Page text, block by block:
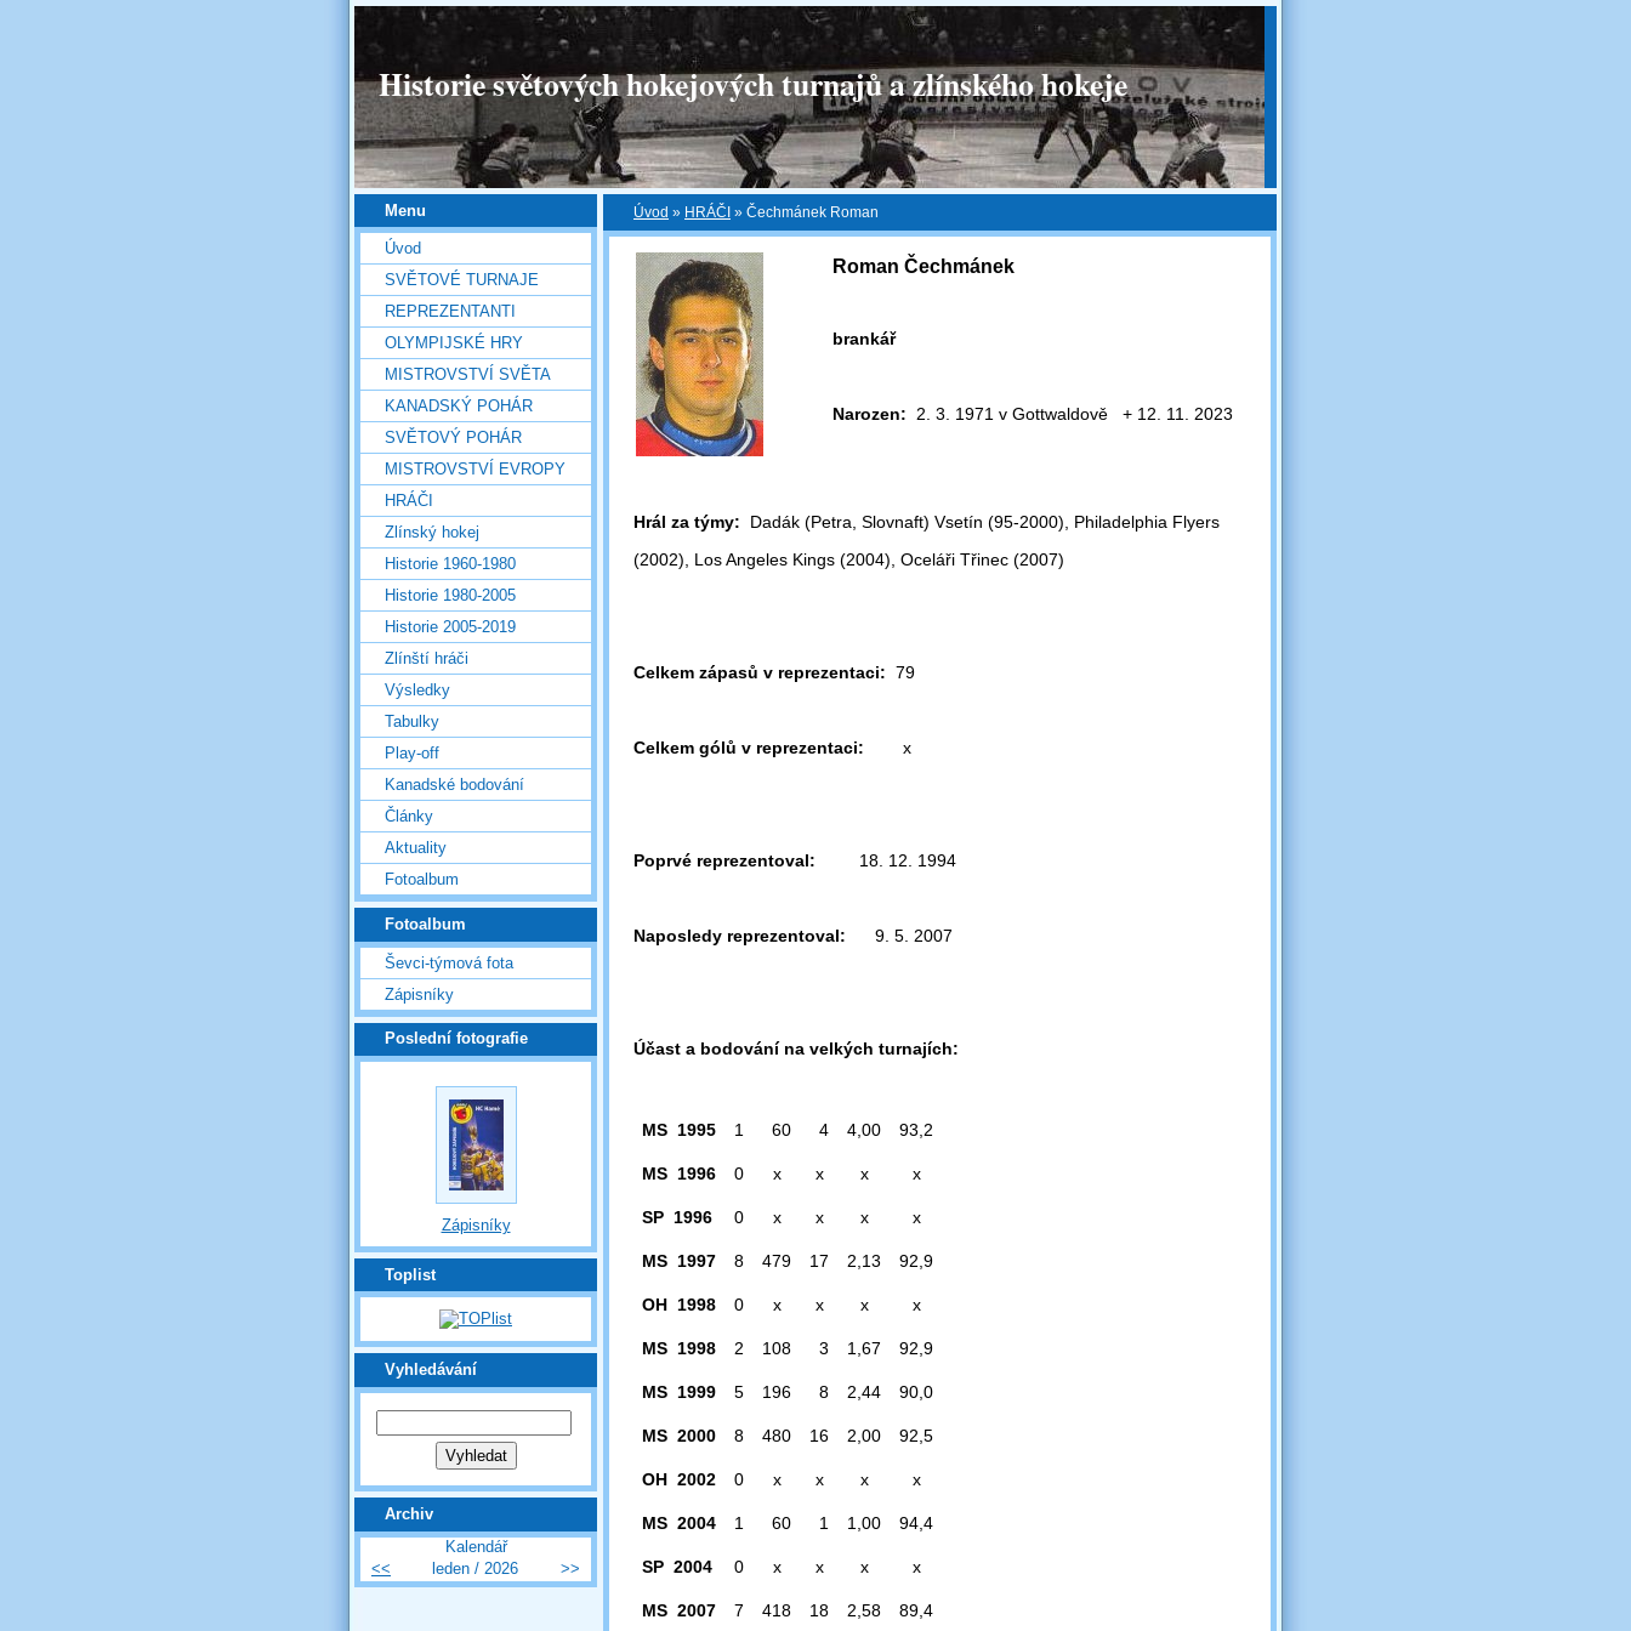
Historie světových hokejových turnajů a zlínského hokeje
Úvod » HRÁČI » Čechmánek Roman
Roman Čechmánek
brankář
Narozen: 2. 3. 1971 v Gottwaldově + 12. 11. 2023
Hrál za týmy: Dadák (Petra, Slovnaft) Vsetín (95-2000), Philadelphia Flyers
(2002), Los Angeles Kings (2004), Oceláři Třinec (2007)
Celkem zápasů v reprezentaci: 79
Celkem gólů v reprezentaci: x
Poprvé reprezentoval: 18. 12. 1994
Naposledy reprezentoval: 9. 5. 2007
Účast a bodování na velkých turnajích:
MS 1995 1 60 4 4,00 93,2
MS 1996 0 x x x x
SP 1996 0 x x x x
MS 1997 8 479 17 2,13 92,9
OH 1998 0 x x x x
MS 1998 2 108 3 1,67 92,9
MS 1999 5 196 8 2,44 90,0
MS 2000 8 480 16 2,00 92,5
OH 2002 0 x x x x
MS 2004 1 60 1 1,00 94,4
SP 2004 0 x x x x
MS 2007 7 418 18 2,58 89,4
Menu
Úvod
SVĚTOVÉ TURNAJE
REPREZENTANTI
OLYMPIJSKÉ HRY
MISTROVSTVÍ SVĚTA
KANADSKÝ POHÁR
SVĚTOVÝ POHÁR
MISTROVSTVÍ EVROPY
HRÁČI
Zlínský hokej
Historie 1960-1980
Historie 1980-2005
Historie 2005-2019
Zlínští hráči
Výsledky
Tabulky
Play-off
Kanadské bodování
Články
Aktuality
Fotoalbum
Fotoalbum
Ševci-týmová fota
Zápisníky
Poslední fotografie
Zápisníky
Toplist
Vyhledávání
Archiv
Kalendář
<<
leden / 2026 >>